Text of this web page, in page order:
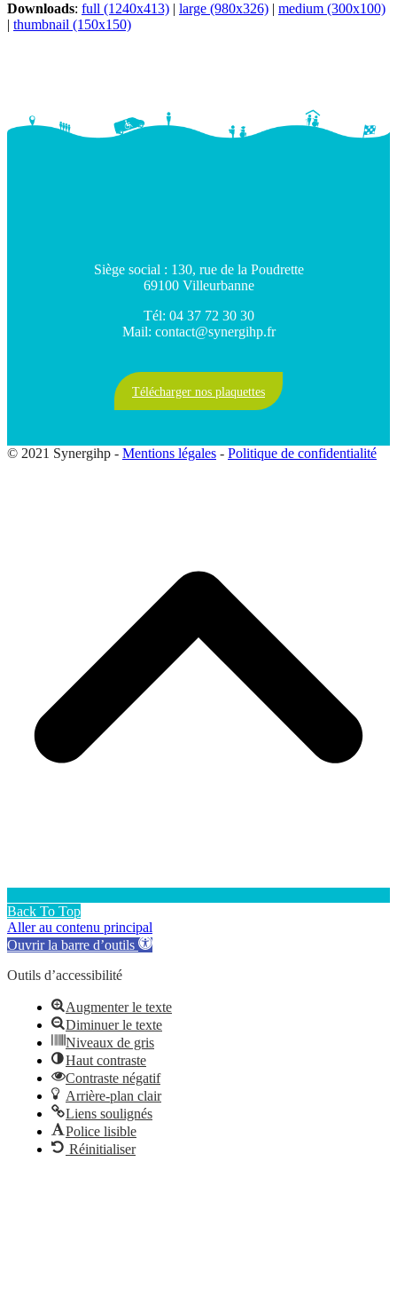
Downloads: full (1240x413) | large (980x326) | medium (300x100)
| thumbnail (150x150)
Siège social : 130, rue de la Poudrette
69100 Villeurbanne
Tél: 04 37 72 30 30
Mail: contact@synergihp.fr
Télécharger nos plaquettes
© 2021 Synergihp - Mentions légales - Politique de confidentialité
Back To Top
Aller au contenu principal
Ouvrir la barre d’outils
Outils d’accessibilité
Augmenter le texte
Diminuer le texte
Niveaux de gris
Haut contraste
Contraste négatif
Arrière-plan clair
Liens soulignés
Police lisible
Réinitialiser